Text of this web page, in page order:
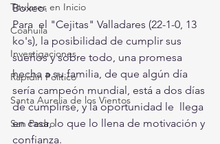
Titulares en Inicio
Coahuila
Investigaciones
Rapidín Político
Santa Aurelia de los Vientos
San Pedro
Boxeo.
Para  el "Cejitas" Valladares (22-1-0, 13
ko's), la posibilidad de cumplir sus
sueños y sobre todo, una promesa
hecha a su familia, de que algún día
sería campeón mundial, está a dos días
de cumplirse, y la oportunidad le  llega
en casa, lo que lo llena de motivación y
confianza.